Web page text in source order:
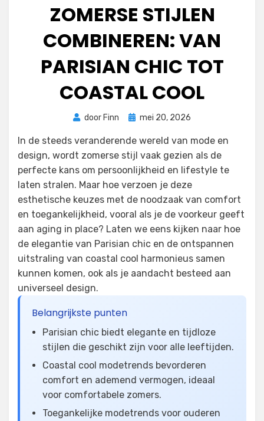
ZOMERSE STIJLEN
COMBINEREN: VAN
PARISIAN CHIC TOT
COASTAL COOL
door Finn
Geplaatst
mei 20, 2026
In de steeds veranderende wereld van mode en
design, wordt zomerse stijl vaak gezien als de
perfecte kans om persoonlijkheid en lifestyle te
laten stralen. Maar hoe verzoen je deze
esthetische keuzes met de noodzaak van comfort
en toegankelijkheid, vooral als je de voorkeur geeft
aan aging in place? Laten we eens kijken naar hoe
de elegantie van Parisian chic en de ontspannen
uitstraling van coastal cool harmonieus samen
kunnen komen, ook als je aandacht besteed aan
universeel design.
Belangrijkste punten
Parisian chic biedt elegante en tijdloze
stijlen die geschikt zijn voor alle leeftijden.
Coastal cool modetrends bevorderen
comfort en ademend vermogen, ideaal
voor comfortabele zomers.
Toegankelijke modetrends voor ouderen